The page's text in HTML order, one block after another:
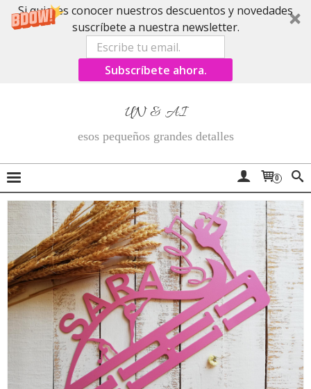
Si quieres conocer nuestros descuentos y novedades
suscríbete a nuestra newsletter.
Subscríbete ahora.
UN & AI
esos pequeños grandes detalles
0